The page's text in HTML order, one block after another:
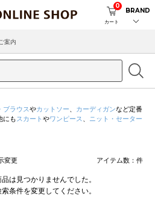
カート
0
BRAND
案内
ブラウスやカットソー カーディガンなど定番
にも スカート やワンピース
ニット・セーター
変更 アイテム数： 件
は見つかりませんでした。
条件を変更してください。